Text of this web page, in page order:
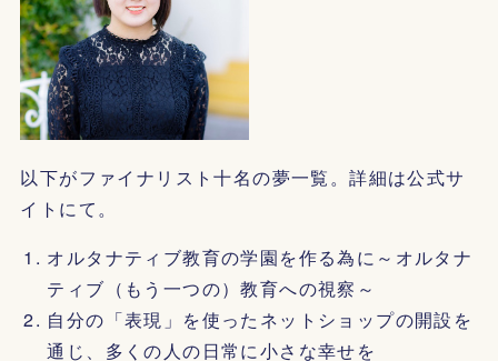
以下がファイナリスト十名の夢一覧。詳細は公式サ
イトにて。
オルタナティブ教育の学園を作る為に～オルタナ
ティブ（もう一つの）教育への視察～
自分の「表現」を使ったネットショップの開設を
通じ、多くの人の日常に小さな幸せを